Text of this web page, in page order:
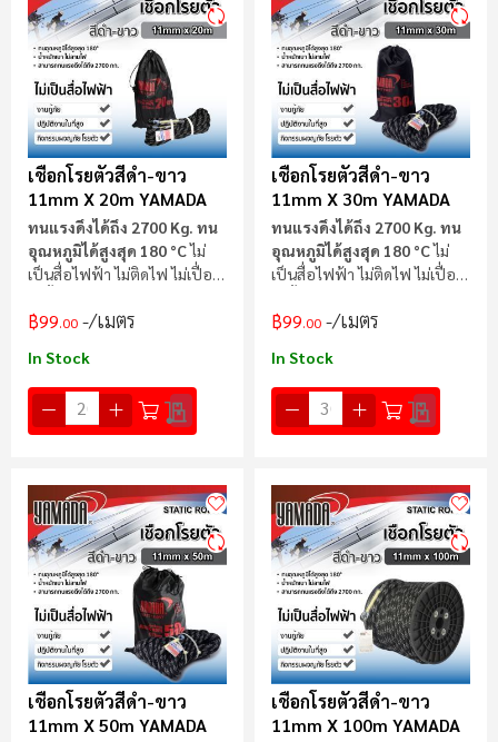
เชือกโรยตัวสีดำ-ขาว
11mm X 20m YAMADA
ทนแรงดึงได้ถึง 2700 Kg. ทน
อุณหภูมิได้สูงสุด 180 °Cไม่
เป็นสื่อไฟฟ้า ไม่ติดไฟ ไม่เปื่อย
฿99.00 /เมตร
In Stock
เชือกโรยตัวสีดำ-ขาว
11mm X 30m YAMADA
ทนแรงดึงได้ถึง 2700 Kg. ทน
อุณหภูมิได้สูงสุด 180 °Cไม่
เป็นสื่อไฟฟ้า ไม่ติดไฟ ไม่เปื่อย
฿99.00 /เมตร
In Stock
เชือกโรยตัวสีดำ-ขาว
11mm X 50m YAMADA
เชือกโรยตัวสีดำ-ขาว
11mm X 100m YAMADA